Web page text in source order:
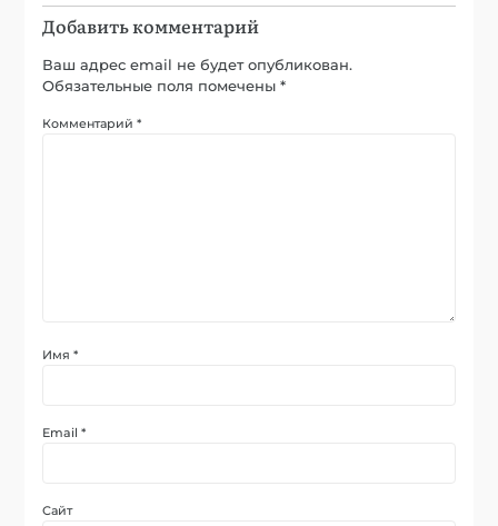
Добавить комментарий
Ваш адрес email не будет опубликован.
Обязательные поля помечены*
Комментарий*
Имя*
Email*
Сайт